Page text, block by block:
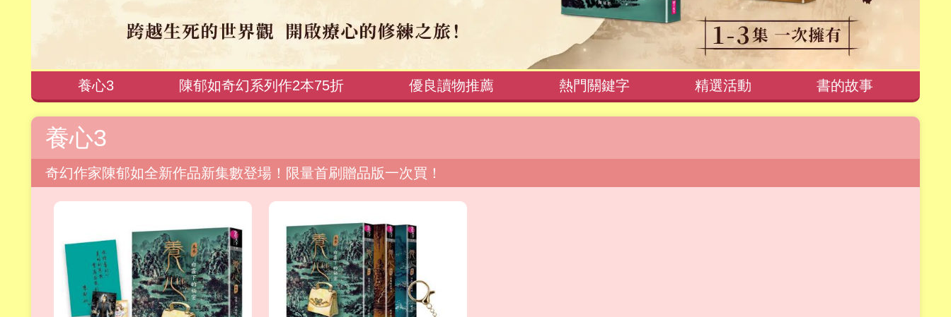
養心3 陳郁如奇幻系列作2本75折 優良讀物推薦 熱門關鍵字 精選活動 書的故事
養心3
奇幻作家陳郁如全新作品新集數登場！限量首刷贈品版一次買！